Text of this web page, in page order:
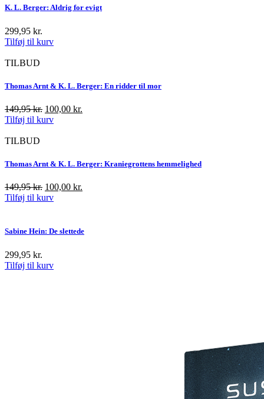
K. L. Berger: Aldrig for evigt
299,95 kr.
Tilføj til kurv
TILBUD
Thomas Arnt & K. L. Berger: En ridder til mor
149,95kr. Den
oprindelige
100,00 kr.
Tilføj til kurv
TILBUD
Thomas Arnt & K. L. Berger: Kraniegrottens hemmelighed
149,95kr. Den
oprindelige
149,95 kr..
100,00 kr.
100,00 kr..
Tilføj til kurv
Sabine Hein: De slettede
299,95 kr.
Tilføj til kurv